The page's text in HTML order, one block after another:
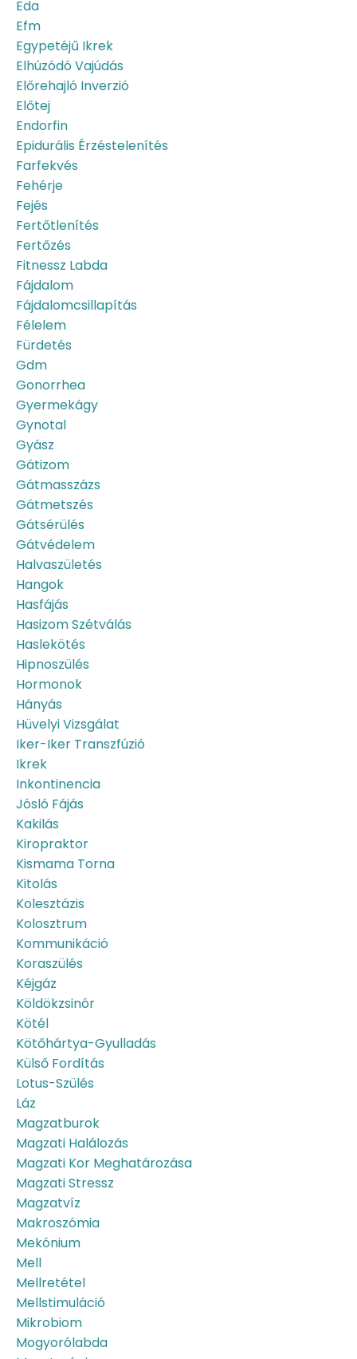
Eda
Efm
Egypetéjű Ikrek
Elhúzódó Vajúdás
Előrehajló Inverzió
Előtej
Endorfin
Epidurális Érzéstelenítés
Farfekvés
Fehérje
Fejés
Fertőtlenítés
Fertőzés
Fitnessz Labda
Fájdalom
Fájdalomcsillapítás
Félelem
Fürdetés
Gdm
Gonorrhea
Gyermekágy
Gynotal
Gyász
Gátizom
Gátmasszázs
Gátmetszés
Gátsérülés
Gátvédelem
Halvaszületés
Hangok
Hasfájás
Hasizom Szétválás
Haslekötés
Hipnoszülés
Hormonok
Hányás
Hüvelyi Vizsgálat
Iker-Iker Transzfúzió
Ikrek
Inkontinencia
Jósló Fájás
Kakilás
Kiropraktor
Kismama Torna
Kitolás
Kolesztázis
Kolosztrum
Kommunikáció
Koraszülés
Kéjgáz
Köldökzsinór
Kötél
Kötőhártya-Gyulladás
Külső Fordítás
Lotus-Szülés
Láz
Magzatburok
Magzati Halálozás
Magzati Kor Meghatározása
Magzati Stressz
Magzatvíz
Makroszómia
Mekónium
Mell
Mellretétel
Mellstimuláció
Mikrobiom
Mogyorólabda